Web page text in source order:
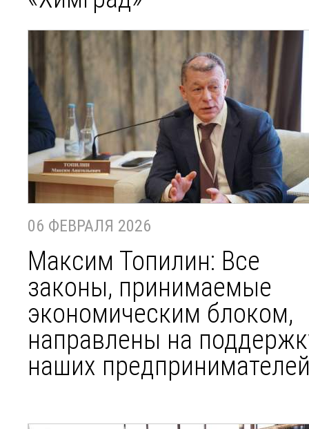
06 ФЕВРАЛЯ 2026
Максим Топилин: Все
законы, принимаемые
экономическим блоком,
направлены на
наших